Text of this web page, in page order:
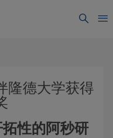
隆德大学获得
性的阿秒研